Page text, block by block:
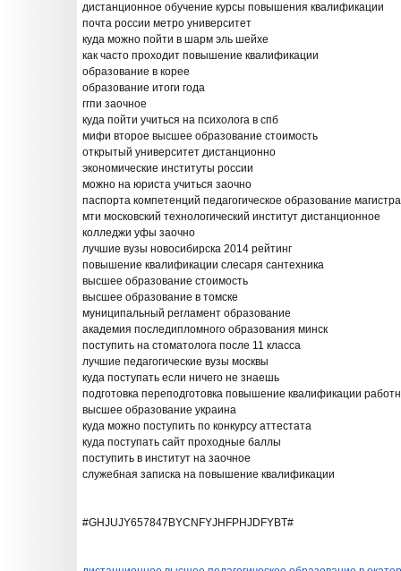
дистанционное обучение курсы повышения квалификации
почта россии метро университет
куда можно пойти в шарм эль шейхе
как часто проходит повышение квалификации
образование в корее
образование итоги года
ггпи заочное
куда пойти учиться на психолога в спб
мифи второе высшее образование стоимость
открытый университет дистанционно
экономические институты россии
можно на юриста учиться заочно
паспорта компетенций педагогическое образование
мти московский технологический институт дистанционное
колледжи уфы заочно
лучшие вузы новосибирска 2014 рейтинг
повышение квалификации слесаря сантехника
высшее образование стоимость
высшее образование в томске
муниципальный регламент образование
академия последипломного образования минск
поступить на стоматолога после 11 класса
лучшие педагогические вузы москвы
куда поступать если ничего не знаешь
подготовка переподготовка повышение квалификации
высшее образование украина
куда можно поступить по конкурсу аттестата
куда поступать сайт проходные баллы
поступить в институт на заочное
служебная записка на повышение квалификации
#GHJUJY657847BYCNFYJHFPHJDFYBT#